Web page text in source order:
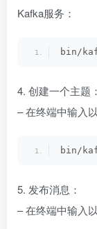
Kafka服务：
bin/
4. 创建一个主题：
– 在终端中输入
bin/
5. 发布消息：
– 在终端中输入